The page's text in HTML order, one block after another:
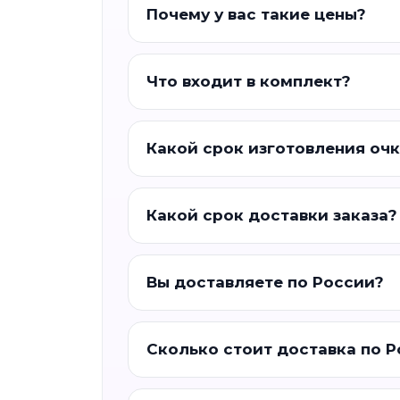
Почему у вас такие цены?
Что входит в комплект?
Какой срок изготовления
Какой срок доставки заказа?
Вы доставляете по России?
Сколько стоит доставка по